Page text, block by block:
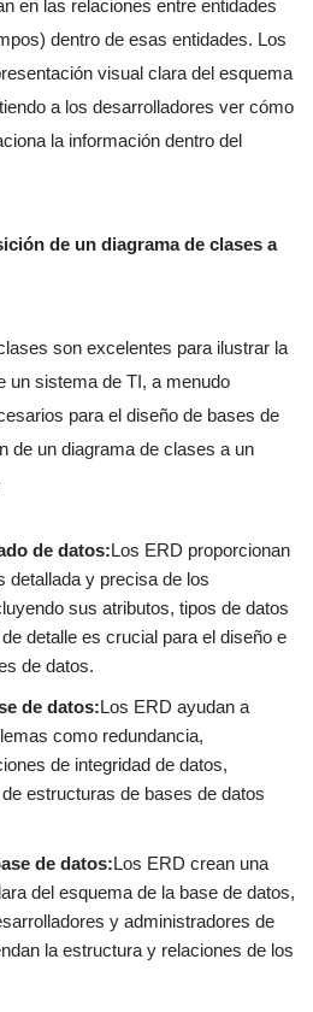
en las relaciones entre entidades
dentro de esas entidades. Los
visual clara del esquema
a los desarrolladores ver cómo
la información dentro del
de un diagrama de clases a
son excelentes para ilustrar la
un sistema de TI, a menudo
para el diseño de bases de
de un diagrama de clases a un
de datos:Los ERD proporcionan
detallada y precisa de los
sus atributos, tipos de datos
detalle es crucial para el diseño e
de datos.
de datos:Los ERD ayudan a
como redundancia,
de integridad de datos,
estructuras de bases de datos
de datos:Los ERD crean una
del esquema de la base de datos,
y administradores de
la estructura y relaciones de los